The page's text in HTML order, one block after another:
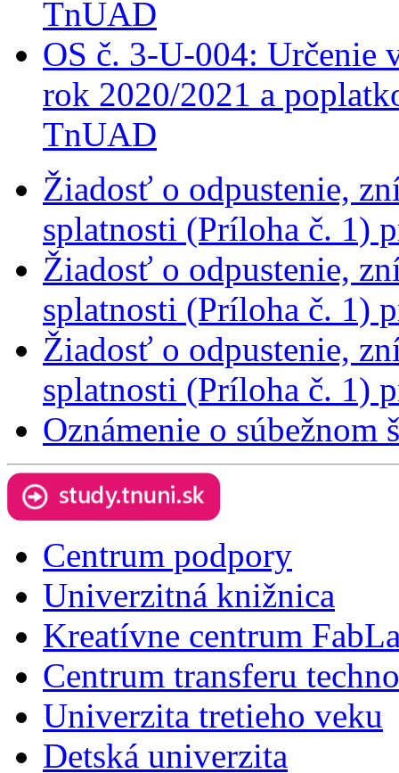
TnUAD
OS č. 3-U-004: Určenie
rok 2020/2021 a
TnUAD
Žiadosť o odpustenie,
splatnosti (Príloha č. 1)
Žiadosť o odpustenie,
splatnosti (Príloha č. 1)
Žiadosť o odpustenie,
splatnosti (Príloha č. 1)
Oznámenie o
Centrum podpory
Univerzitná knižnica
Kreatívne centrum
Centrum transferu
Univerzita tretieho veku
Detská univerzita